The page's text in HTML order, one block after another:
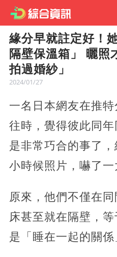
緣分早就註定好！
隔壁保溫箱」 曬照
拍過婚紗」
2024/01/27
一名日本網友在推
往時，覺得彼此同
是非常巧合的事了
小時候照片，嚇了
原來，他們不僅在
床甚至就在隔壁，
是「睡在一起的關係